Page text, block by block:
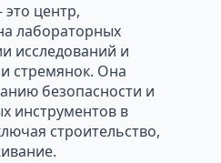
центр,
лабораторных
исследований и
стремянок. Она
безопасности и
инструментов в
строительство,